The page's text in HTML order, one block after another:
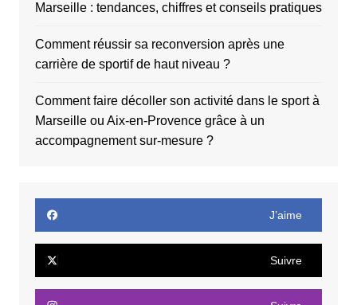
Marseille : tendances, chiffres et conseils pratiques
Comment réussir sa reconversion après une
carrière de sportif de haut niveau ?
Comment faire décoller son activité dans le sport à
Marseille ou Aix-en-Provence grâce à un
accompagnement sur-mesure ?
J’aime
Suivre